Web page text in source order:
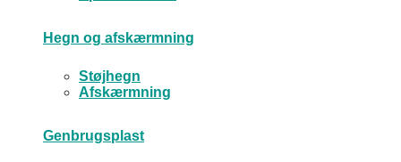
Hegn og afskærmning
Støjhegn
Afskærmning
Genbrugsplast